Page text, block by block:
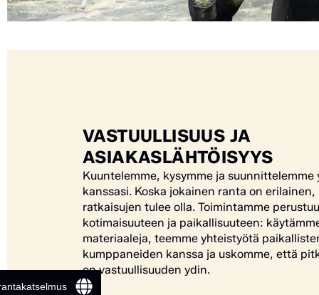
VASTUULLISUUS JA
ASIAKASLÄHTÖISYYS
Kuuntelemme, kysymme ja suunnittelemme
kanssasi. Koska jokainen ranta on erilainen,
ratkaisujen tulee olla. Toimintamme perustuu
kotimaisuuteen ja paikallisuuteen:
materiaaleja, teemme yhteistyötä
kumppaneiden kanssa ja uskomme, että
on vastuullisuuden ydin.